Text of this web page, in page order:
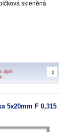
skleněná
dph
5x20mm F 0,315